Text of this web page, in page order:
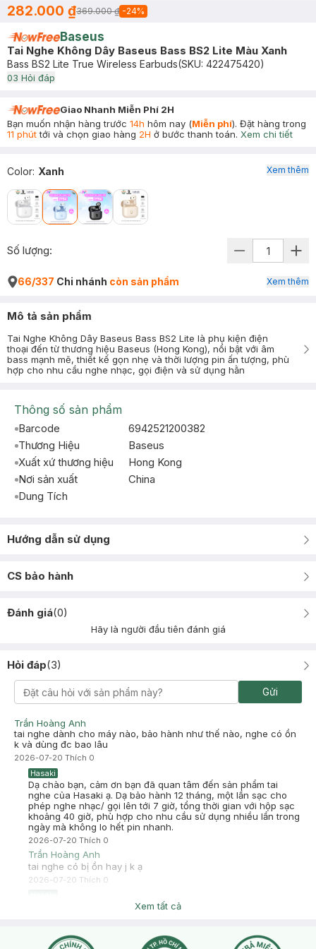
282.000 ₫369.000 ₫ -24%
Baseus
Tai Nghe Không Dây Baseus Bass BS2 Lite Màu Xanh
Bass BS2 Lite True Wireless Earbuds(SKU: 422475420)
03 Hỏi đáp
Giao Nhanh Miễn Phí 2H
Bạn muốn nhận hàng trước 14h hôm nay (Miễn phí). Đặt hàng trong
11 phúttới và chọn giao hàng 2H ở bước thanh toán. Xem chi tiết
Color: Xanh Xem thêm
Số lượng:
66/337 Chi nhánh còn sản phẩm Xem thêm
Mô tả sản phẩm
Tai Nghe Không Dây Baseus Bass BS2 Lite là phụ kiện điện
thoại đến từ thương hiệu Baseus (Hong Kong), nổi bật với âm
bass mạnh mẽ, thiết kế gọn nhẹ và thời lượng pin ấn tượng, phù
hợp cho nhu cầu nghe nhạc, gọi điện và sử dụng hằn
Thông số sản phẩm
Barcode
6942521200382
Thương Hiệu
Baseus
Xuất xứ thương hiệu
Hong Kong
Nơi sản xuất
China
Dung Tích
Hướng dẫn sử dụng
CS bảo hành
Đánh giá(0)
Hãy là người đầu tiên đánh giá
Hỏi đáp(3)
Gửi
Trần Hoàng Anh
tai nghe dành cho máy nào, bảo hành như thế nào, nghe có ồn
k và dùng đc bao lâu
2026-07-20 Thích 0
Hasaki
Dạ chào bạn, cảm ơn bạn đã quan tâm đến sản phẩm tai
nghe của Hasaki ạ. Dạ bảo hành 12 tháng, một lần sạc cho
phép nghe nhạc/ gọi lên tới 7 giờ, tổng thời gian với hộp sạc
khoảng 40 giờ, phù hợp cho nhu cầu sử dụng nhiều lần trong
ngày mà không lo hết pin nhanh.
2026-07-20 Thích 0
Trần Hoàng Anh
tai nghe có bị ồn hay j k ạ
2026-07-20 Thích 0
Dạ theo thông tin sản phẩm phụ kiện có chống ồn nhé bạn
Gia Phú Từ
Xem tất cả